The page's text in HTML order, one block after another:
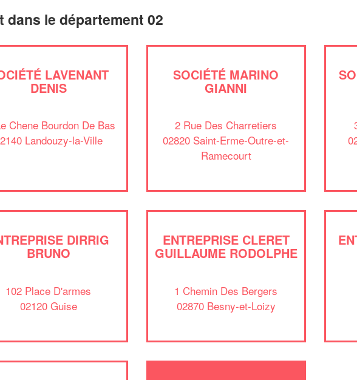
dans le département 02
LAVENANT
DENIS
Chene Bourdon De Bas
Landouzy-la-Ville
SOCIÉTÉ MARINO
GIANNI
2 Rue Des Charretiers
02820 Saint-Erme-Outre-et-
Ramecourt
DIRRIG
BRUNO
102 Place D'armes
02120 Guise
ENTREPRISE CLERET
GUILLAUME RODOLPHE
1 Chemin Des Bergers
02870 Besny-et-Loizy
✕